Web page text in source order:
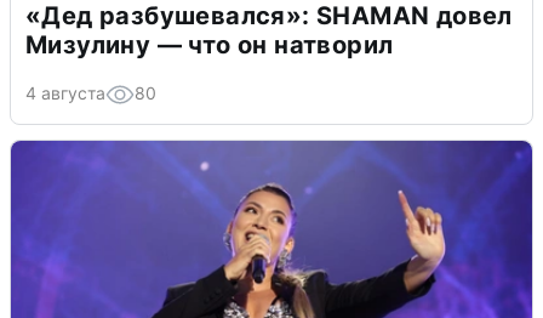
«Дед разбушевался»: SHAMAN довел
Мизулину — что он натворил
4 августа 80